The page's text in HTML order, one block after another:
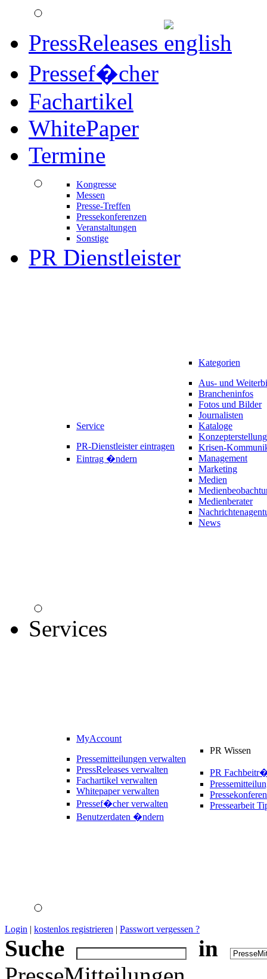
PressReleases
Pressef�cher
Fachartikel
WhitePaper
Termine
Kongresse
Messen
Presse-Treffen
Pressekonferenzen
Veranstaltungen
Sonstige
PR Dienstleister
Service
PR-Dienstleister eintragen
Eintrag �ndern
Kategorien
Aus- und
Brancheninfos
Fotos und Bilder
Journalisten
Kataloge
Konzepterstellung
Krisen-
Management
Marketing
Medien
Medienberater
News
Services
MyAccount
Pressemitteilungen verwalten
PressReleases verwalten
Fachartikel verwalten
Whitepaper verwalten
Pressef�cher verwalten
Benutzerdaten �ndern
PR Wissen
PR
Pressearbeit
Login | kostenlos registrieren | Passwort vergessen ?
Suche
in